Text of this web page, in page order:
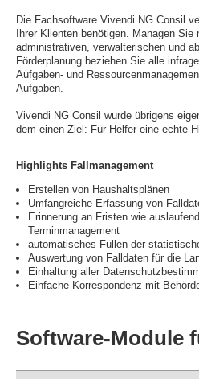
Die Fachsoftware Vivendi NG Consil
Ihrer Klienten benötigen. Managen
administrativen, verwalterischen und
Förderplanung beziehen Sie alle
Aufgaben- und
Aufgaben.
Vivendi NG Consil wurde übrigens
dem einen Ziel: Für Helfer eine echte
Highlights Fallmanagement
Erstellen von Haushaltsplänen
Umfangreiche Erfassung von
Erinnerung an Fristen wie
Terminmanagement
automatisches Füllen der
Auswertung von Falldaten für die
Einhaltung aller
Einfache Korrespondenz mit
Software-Module